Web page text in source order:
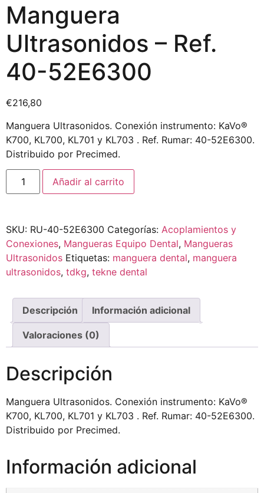
Manguera
Ultrasonidos – Ref.
40-52E6300
€216,80
Manguera Ultrasonidos. Conexión instrumento: KaVo®
K700, KL700, KL701 y KL703 . Ref. Rumar: 40-52E6300.
Distribuido por Precimed.
Añadir al carrito
SKU: RU-40-52E6300 Categorías: Acoplamientos y
Conexiones, Mangueras Equipo Dental, Mangueras
Ultrasonidos Etiquetas: manguera dental, manguera
ultrasonidos, tdkg, tekne dental
Descripción Información adicional
Valoraciones (0)
Descripción
Manguera Ultrasonidos. Conexión instrumento: KaVo®
K700, KL700, KL701 y KL703 . Ref. Rumar: 40-52E6300.
Distribuido por Precimed.
Información adicional